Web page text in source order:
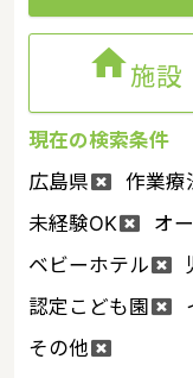
施設
現在の検索条件
広島県
作業療
未経験OK
オ
ベビーホテル
認定こども園
その他